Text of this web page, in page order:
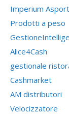
Imperium
Prodotti a peso
Alice4Cash
gestionale
Cashmarket
AM distributori
Velocizzatore